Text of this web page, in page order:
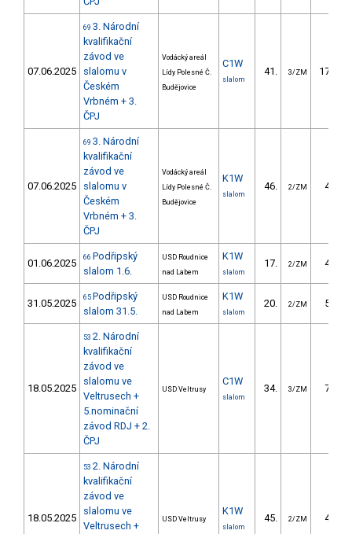
07.06.2025
69 3. Národní
kvalifikační
závod ve
slalomu v
Českém
Vrbném + 3.
ČPJ
Vodácký areál
Lídy Polesné Č.
Budějovice
C1W
slalom
41. 3/ZM 170.35
07.06.2025
69 3. Národní
kvalifikační
závod ve
slalomu v
Českém
Vrbném + 3.
ČPJ
Vodácký areál
Lídy Polesné Č.
Budějovice
K1W
slalom
46. 2/ZM 46.12
01.06.2025 66 Podřipský
slalom 1.6.
USD Roudnice
nad Labem
K1W
slalom
17. 2/ZM 45.67
31.05.2025 65 Podřipský
slalom 31.5.
USD Roudnice
nad Labem
K1W
slalom
20. 2/ZM 51.58
18.05.2025
53 2. Národní
kvalifikační
závod ve
slalomu ve
Veltrusech +
5.nominační
závod RDJ + 2.
ČPJ
USD Veltrusy
C1W
slalom
34. 3/ZM 75.66
18.05.2025
53 2. Národní
kvalifikační
závod ve
slalomu ve
Veltrusech +
USD Veltrusy
K1W
slalom
45. 2/ZM 48.31